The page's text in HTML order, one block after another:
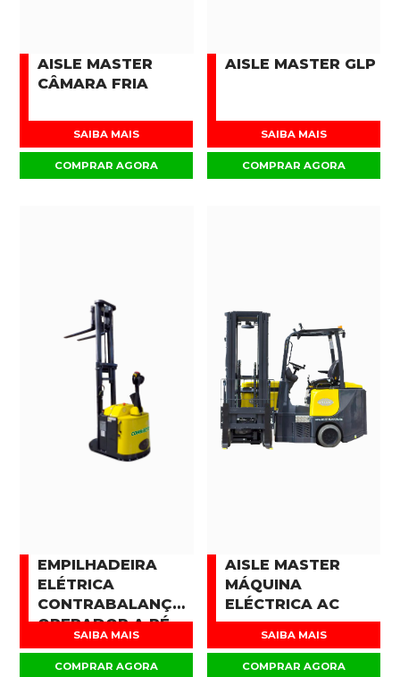
AISLE MASTER
CÂMARA FRIA
SAIBA MAIS
COMPRAR AGORA
AISLE MASTER GLP
SAIBA MAIS
COMPRAR AGORA
EMPILHADEIRA
ELÉTRICA
CONTRABALANÇADA
OPERADOR A PÉ
SAIBA MAIS
COMPRAR AGORA
AISLE MASTER
MÁQUINA
ELÉCTRICA AC
SAIBA MAIS
COMPRAR AGORA